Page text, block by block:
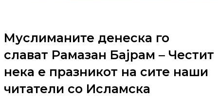
Муслиманите денеска го
слават Рамазан Бајрам – Честит
нека е празникот на сите наши
читатели со Исламска